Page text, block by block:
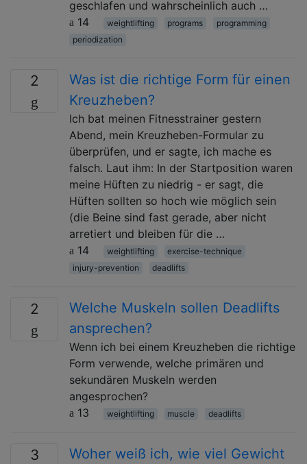
geschlafen und wahrscheinlich auch …
14
weightlifting programs
programming
periodization
2
Was ist die richtige Form für einen
Kreuzheben?
Ich bat meinen Fitnesstrainer gestern
Abend, mein Kreuzheben-Formular zu
überprüfen, und er sagte, ich mache es
falsch. Laut ihm: In der Startposition waren
meine Hüften zu niedrig - er sagt, die
Hüften sollten so hoch wie möglich sein
(die Beine sind fast gerade, aber nicht
arretiert und bleiben für die …
14
weightlifting
exercise-technique
injury-prevention
deadlifts
2
Welche Muskeln sollen Deadlifts
ansprechen?
Wenn ich bei einem Kreuzheben die richtige
Form verwende, welche primären und
sekundären Muskeln werden
angesprochen?
13
weightlifting muscle deadlifts
3
Woher weiß ich, wie viel Gewicht